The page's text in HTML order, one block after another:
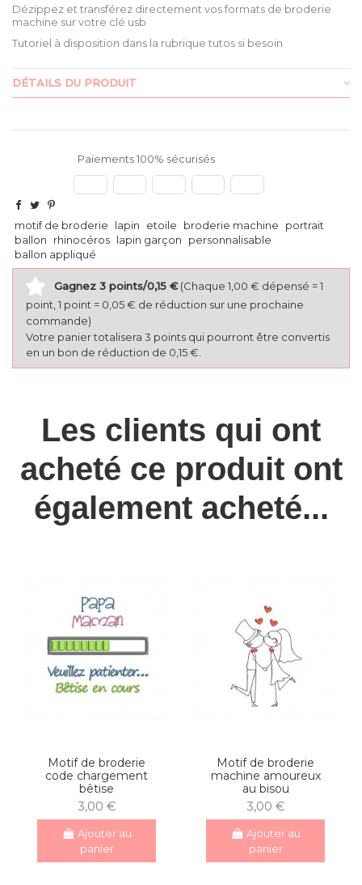
Dézippez et transférez directement vos formats de broderie
machine sur votre clé usb
Tutoriel à disposition dans la rubrique tutos si besoin
DÉTAILS DU PRODUIT
Paiements 100% sécurisés
motif de broderie lapin etoile broderie machine
portrait
ballon
rhinocéros lapin garçon
personnalisable
ballon appliqué
Gagnez 3 points/0,15 € (Chaque 1,00 € dépensé = 1
point, 1 point = 0,05 € de réduction sur une prochaine
commande)
Votre panier totalisera 3 points qui pourront être convertis
en un bon de réduction de 0,15 €.
Les clients qui ont
acheté ce produit ont
également acheté...
Motif de broderie
code chargement
bêtise
3,00 €
Ajouter au
panier
Motif de broderie
machine amoureux
au bisou
3,00 €
Ajouter au
panier